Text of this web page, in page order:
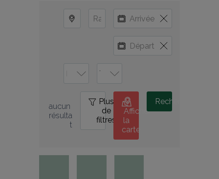
aucun
résulta
t
Plus
de
filtres
Afficher
la
carte
Rechercher